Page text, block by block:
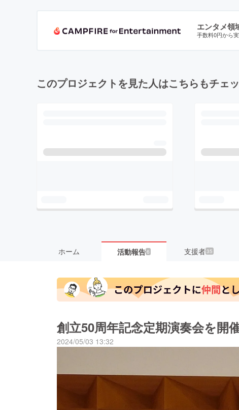
エンタメ領
手数料0円から
このプロジェクトを見た人はこちらもチェ
ホーム 活動報告6 支援者35
創立50周年記念定期演奏会を開
2024/05/03 13:32